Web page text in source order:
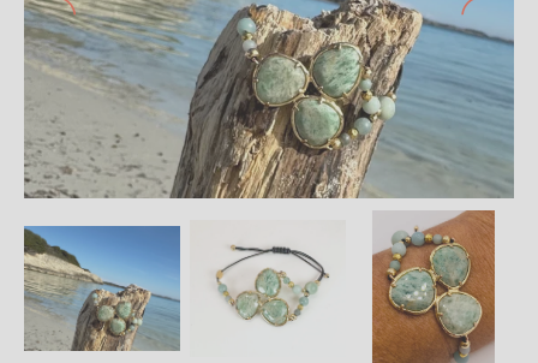
Ouvrir
le
média
1
en
vue
galerie